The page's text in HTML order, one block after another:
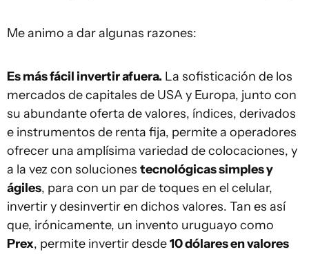
Me animo a dar algunas razones:
Es más fácil invertir afuera. La sofisticación de los
mercados de capitales de USA y Europa, junto con
su abundante oferta de valores, índices, derivados
e instrumentos de renta fija, permite a operadores
ofrecer una amplísima variedad de colocaciones, y
a la vez con soluciones tecnológicas simples y
ágiles, para con un par de toques en el celular,
invertir y desinvertir en dichos valores. Tan es así
que, irónicamente, un invento uruguayo como
Prex, permite invertir desde10 dólares en valores